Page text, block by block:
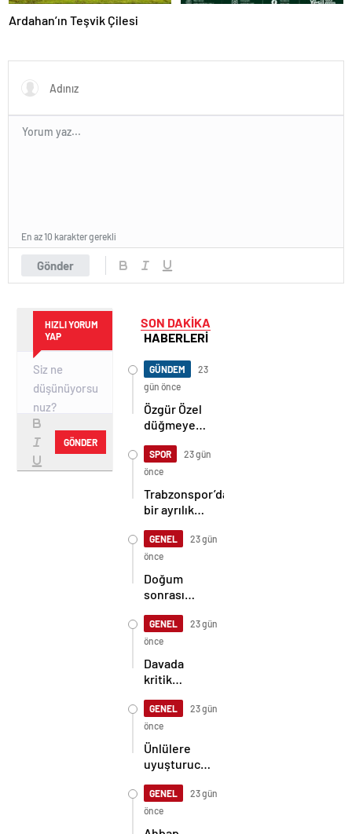
Ardahan’ın Teşvik Çilesi
Gönder
En az 10 karakter gerekli
HIZLI YORUM
YAP
GÖNDER
SON DAKİKA
HABERLERİ
GÜNDEM
23
gün önce
Özgür Özel
düğmeye
sonra bir ilk
yaşanacak
SPOR
23 gün
önce
Trabzonspor’da
bir ayrılık
kazanılacak
bonservis…
GENEL
23 gün
önce
Doğum
sonrası
ölümüne
ilişkin
soruşturmada
doktor
tutuklandı
GENEL
23 gün
önce
Davada
kritik
Muhsin
Yazıcıoğlu’nun
ölümünden
sonraki
Bylock
mesajı
ortaya çıktı!
GENEL
23 gün
önce
Ünlülere
uyuşturucu
İlyas
Yalçıntaş
dahil 4 kişi
GENEL
23 gün
önce